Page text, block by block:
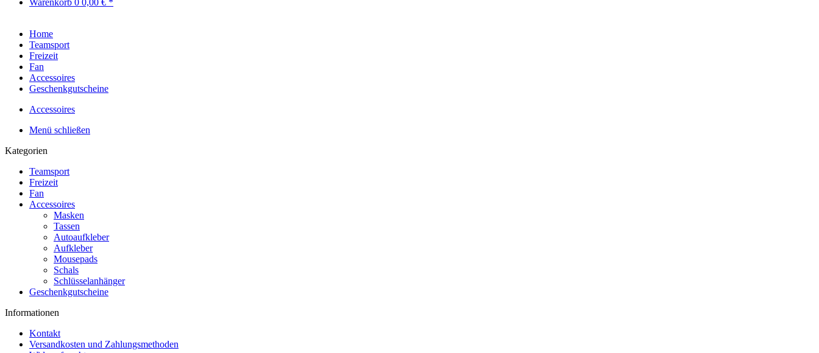
Warenkorb 0 0,00 € *
Home
Teamsport
Freizeit
Fan
Accessoires
Geschenkgutscheine
Accessoires
Menü schließen
Kategorien
Teamsport
Freizeit
Fan
Accessoires
Masken
Tassen
Autoaufkleber
Aufkleber
Mousepads
Schals
Schlüsselanhänger
Geschenkgutscheine
Informationen
Kontakt
Versandkosten und Zahlungsmethoden